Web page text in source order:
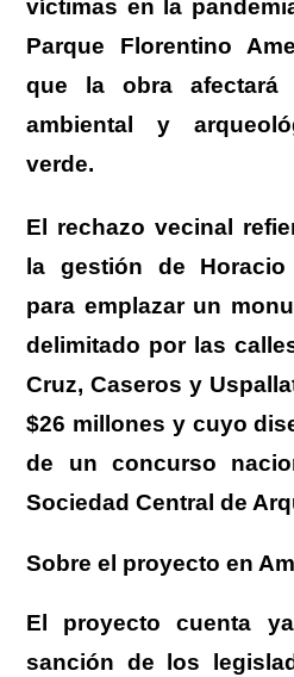
víctimas en la
Parque Florentino
que la obra afectará
ambiental y
verde.
El rechazo vecinal
la gestión de Horacio
para emplazar un
delimitado por las
Cruz, Caseros y
$26 millones y cuyo
de un concurso
Sociedad Central de
Sobre el proyecto en
El proyecto cuenta
sanción de los